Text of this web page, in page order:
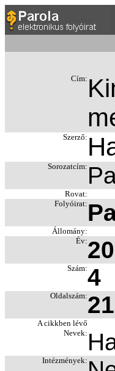
Cím:
Szerző:
Sorozatcím:
Rovat:
Folyóirat:
Állomány:
Év:
Szám:4
Oldalszám:21
A cikkben lévő
Nevek:
Intézmények: